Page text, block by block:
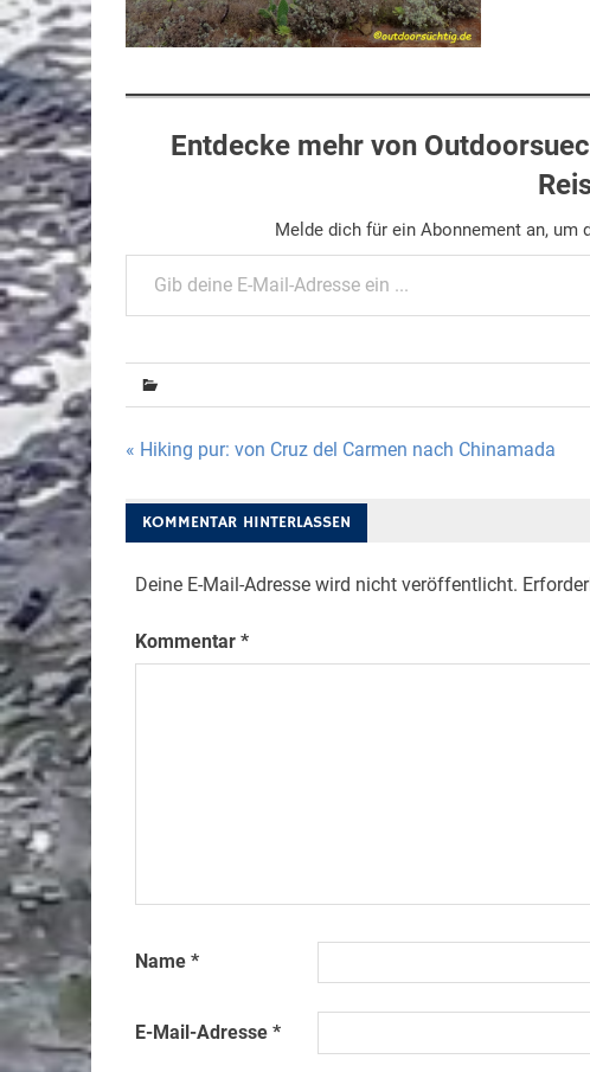
Entdecke mehr von
Melde dich für ein Abonnement an, um
Gib deine E-Mail-Adresse ein ...
Beitragsnavigation
« Hiking pur: von Cruz del Carmen nach Chinamada
KOMMENTAR HINTERLASSEN
Deine E-Mail-Adresse wird nicht veröffentlicht.
Kommentar *
Name *
E-Mail-Adresse *